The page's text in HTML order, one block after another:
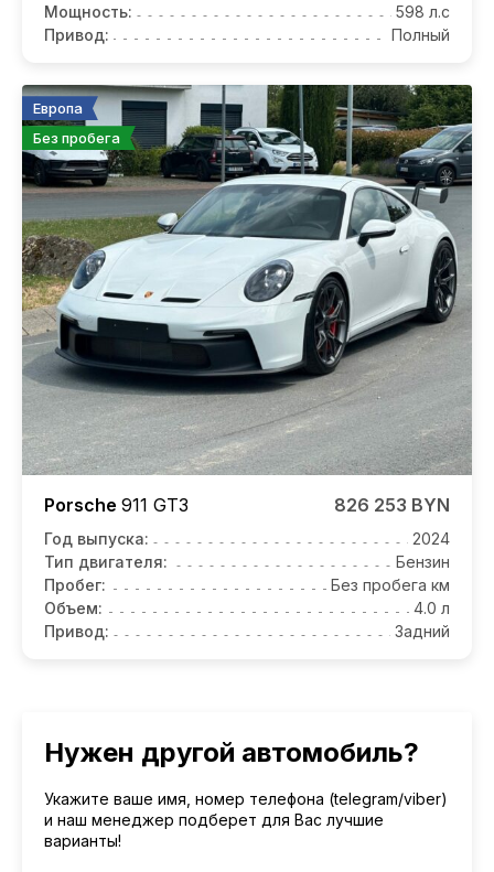
Мощность:
598 л.с
Привод:
Полный
Европа
Без пробега
Porsche 911 GT3 826 253 BYN
Год выпуска:
2024
Тип двигателя:
Бензин
Пробег:
Без пробега км
Объем:
4.0 л
Привод:
Задний
Нужен другой автомобиль?
Укажите ваше имя, номер телефона (telegram/viber)
и наш менеджер подберет для Вас лучшие
варианты!